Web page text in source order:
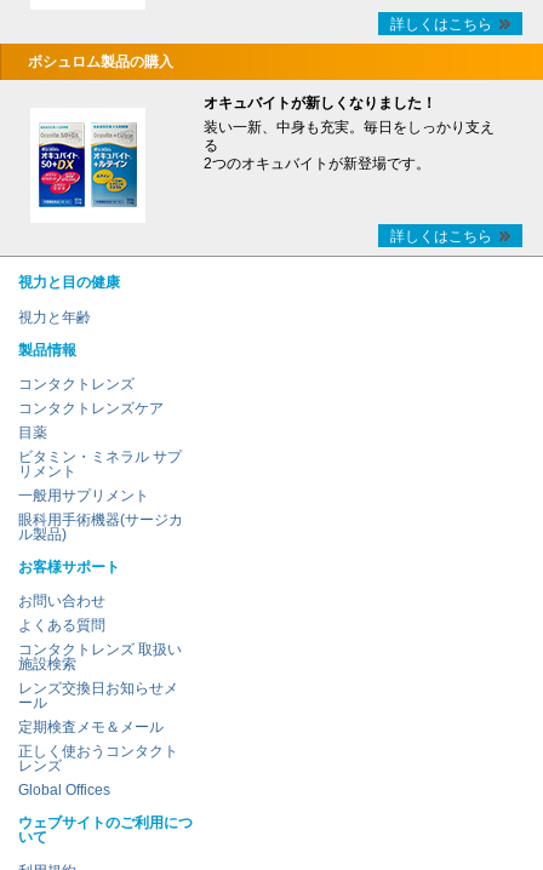
詳しくはこちら
ボシュロム製品の購入
オキュバイトが新しくなりました！
装い一新、中身も充実。毎日をしっかり支え
る
2つのオキュバイトが新登場です。
詳しくはこちら
視力と目の健康
視力と年齢
製品情報
コンタクトレンズ
コンタクトレンズケア
目薬
ビタミン・ミネラル サプ
リメント
一般用サプリメント
眼科用手術機器(サージカ
ル製品)
お客様サポート
お問い合わせ
よくある質問
コンタクトレンズ 取扱い
施設検索
レンズ交換日お知らせメ
ール
定期検査メモ＆メール
正しく使おうコンタクト
レンズ
Global Offices
ウェブサイトのご利用につ
いて